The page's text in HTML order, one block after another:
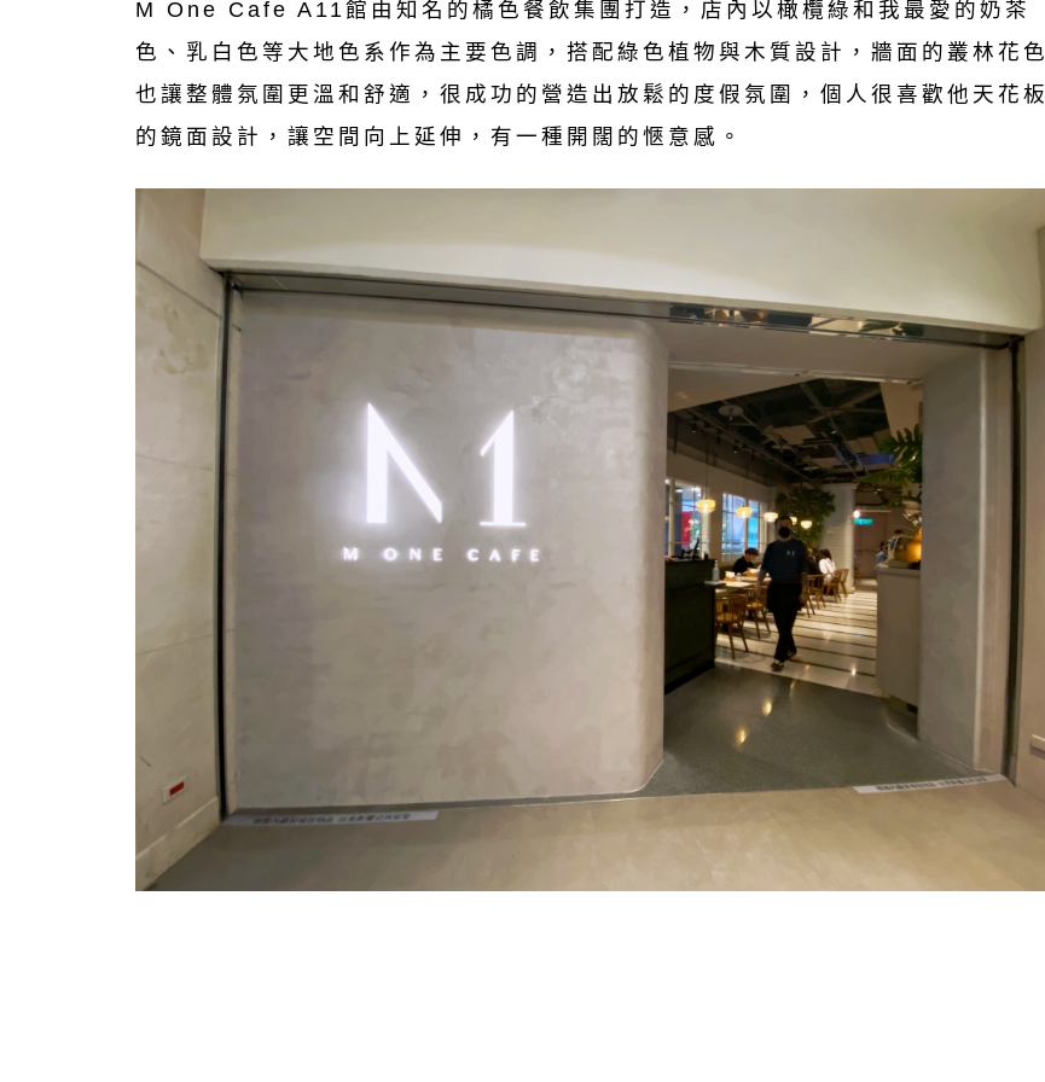
M One Cafe A11館由知名的橘色餐飲集團打造，店內以橄欖綠和我最愛的奶茶
色、乳白色等大地色系作為主要色調，搭配綠色植物與木質設計，牆面的叢林花色
也讓整體氛圍更溫和舒適，很成功的營造出放鬆的度假氛圍，個人很喜歡他天花板
的鏡面設計，讓空間向上延伸，有一種開闊的愜意感。